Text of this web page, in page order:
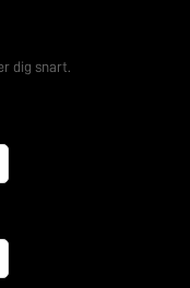
dig snart.